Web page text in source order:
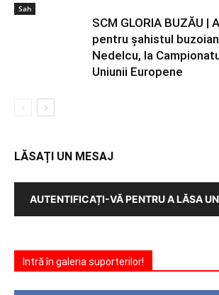
Sah
SCM GLORIA BUZĂU |
pentru şahistul
Nedelcu, la
Uniunii Europene
LĂSAȚI UN MESAJ
AUTENTIFICAȚI-VĂ PENTRU A LĂSA
Intră în galeria suporterilor!